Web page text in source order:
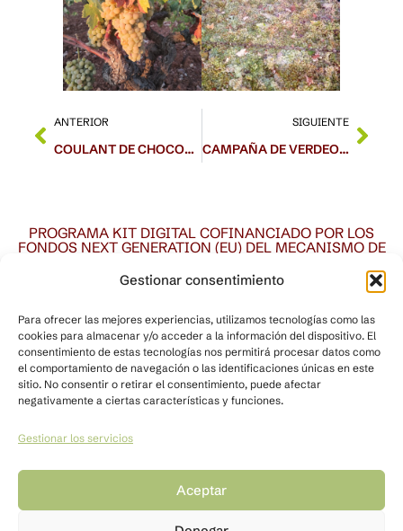
Gestionar consentimiento
Para ofrecer las mejores experiencias, utilizamos tecnologías como las
cookies para almacenar y/o acceder a la información del dispositivo. El
consentimiento de estas tecnologías nos permitirá procesar datos como
el comportamiento de navegación o las identificaciones únicas en este
sitio. No consentir o retirar el consentimiento, puede afectar
negativamente a ciertas características y funciones.
Gestionar los servicios
Aceptar
ANTERIOR
COULANT DE CHOCOLATE CON AOVE
SIGUIENTE
CAMPAÑA DE VERDEO 2025
PROGRAMA KIT DIGITAL COFINANCIADO POR LOS
FONDOS NEXT GENERATION (EU) DEL MECANISMO DE
Quiénes somos
Agricultura tradicional
Contacto
Tienda